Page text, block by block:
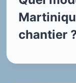
chantier